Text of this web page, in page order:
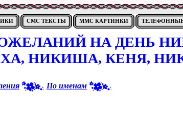
СМС ТЕКСТЫ ММС КАРТИНКИ
НА ДЕНЬ
НИКИША, КЕНЯ,
По именам